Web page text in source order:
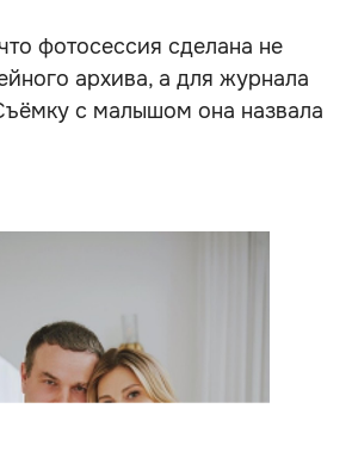
фотосессия сделана не
архива, а для журнала
с малышом она назвала